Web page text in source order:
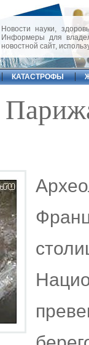
Новости науки,
Информеры для
новостной сайт,
КАТАСТРОФЫ